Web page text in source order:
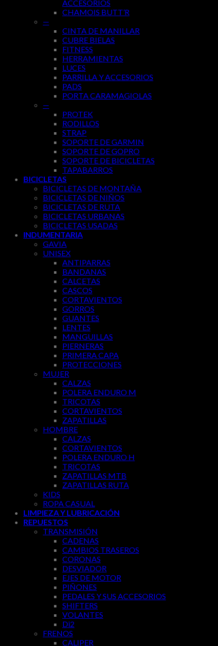
ACCESORIOS
CHAMOIS BUTT’R
—
CINTA DE MANILLAR
CUBRE BIELAS
FITNESS
HERRAMIENTAS
LUCES
PARRILLA Y ACCESORIOS
PADS
PORTA CARAMAGIOLAS
—
PROTEK
RODILLOS
STRAP
SOPORTE DE GARMIN
SOPORTE DE GOPRO
SOPORTE DE BICICLETAS
TAPABARROS
BICICLETAS
BICICLETAS DE MONTAÑA
BICICLETAS DE NIÑOS
BICICLETAS DE RUTA
BICICLETAS URBANAS
BICICLETAS USADAS
INDUMENTARIA
GAVIA
UNISEX
ANTIPARRAS
BANDANAS
CALCETAS
CASCOS
CORTAVIENTOS
GORROS
GUANTES
LENTES
MANGUILLAS
PIERNERAS
PRIMERA CAPA
PROTECCIONES
MUJER
CALZAS
POLERA ENDURO M
TRICOTAS
CORTAVIENTOS
ZAPATILLAS
HOMBRE
CALZAS
CORTAVIENTOS
POLERA ENDURO H
TRICOTAS
ZAPATILLAS MTB
ZAPATILLAS RUTA
KIDS
ROPA CASUAL
LIMPIEZA Y LUBRICACIÓN
REPUESTOS
TRANSMISIÓN
CADENAS
CAMBIOS TRASEROS
CORONAS
DESVIADOR
EJES DE MOTOR
PIÑONES
PEDALES Y SUS ACCESORIOS
SHIFTERS
VOLANTES
Di2
FRENOS
CALIPER